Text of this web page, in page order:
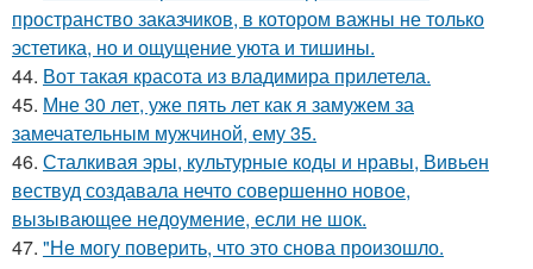
пространство заказчиков, в котором важны не только
эстетика, но и ощущение уюта и тишины.
44. Вот такая красота из владимира прилетела.
45. Мне 30 лет, уже пять лет как я замужем за
замечательным мужчиной, ему 35.
46. Сталкивая эры, культурные коды и нравы, Вивьен
вествуд создавала нечто совершенно новое,
вызывающее недоумение, если не шок.
47. "Не могу поверить, что это снова произошло.